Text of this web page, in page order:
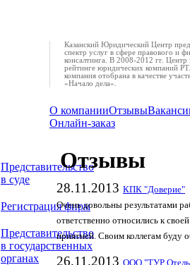
Представительство
в суде
Регистрация фирм
Представительство
в государственных
органах
Казанский Юридический Центр
спектр услуг в сфере правового и
консалтинга. В 2008-2012 гг. Центр
рейтинге юридических компаний
компания отобрана в качестве
«Начало дела».
О компанииОтзывы
Онлайн-заказ
Отзывы
28.11.2013 КПК "Доверие"
Очень довольны результатами
ответственно относились к
приятней. Своим коллегам буду
26.11.2013 ООО "ТУР